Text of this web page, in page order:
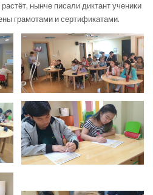
нынче писали диктант ученики
грамотами и сертификатами.